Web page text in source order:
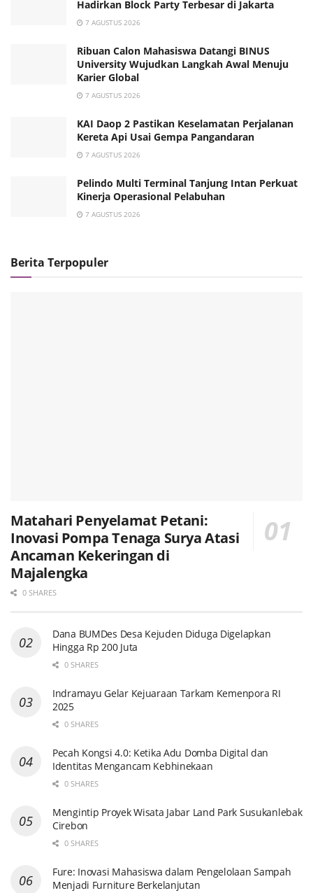
Hadirkan Block Party Terbesar di Jakarta
7 AGUSTUS 2026
Ribuan Calon Mahasiswa Datangi BINUS
University Wujudkan Langkah Awal Menuju
Karier Global
7 AGUSTUS 2026
KAI Daop 2 Pastikan Keselamatan Perjalanan
Kereta Api Usai Gempa Pangandaran
7 AGUSTUS 2026
Pelindo Multi Terminal Tanjung Intan Perkuat
Kinerja Operasional Pelabuhan
7 AGUSTUS 2026
Berita Terpopuler
Matahari Penyelamat Petani:
Inovasi Pompa Tenaga Surya Atasi
Ancaman Kekeringan di
Majalengka
0 SHARES
Dana BUMDes Desa Kejuden Diduga Digelapkan
Hingga Rp 200 Juta
0 SHARES
Indramayu Gelar Kejuaraan Tarkam Kemenpora RI
2025
0 SHARES
Pecah Kongsi 4.0: Ketika Adu Domba Digital dan
Identitas Mengancam Kebhinekaan
0 SHARES
Mengintip Proyek Wisata Jabar Land Park Susukanlebak
Cirebon
0 SHARES
Fure: Inovasi Mahasiswa dalam Pengelolaan Sampah
Menjadi Furniture Berkelanjutan